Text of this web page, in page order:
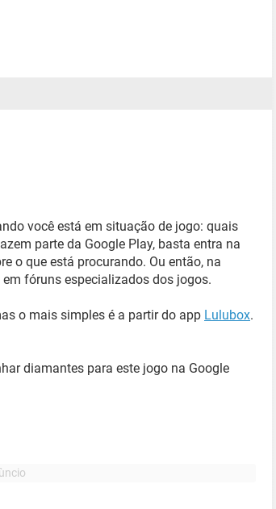
você está em situação de jogo: quais
parte da Google Play, basta entra na
o que está procurando. Ou então, na
fóruns especializados dos jogos.
o mais simples é a partir do app Lulubox.
diamantes para este jogo na Google